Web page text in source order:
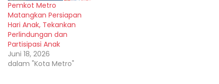
Pemkot Metro
Matangkan Persiapan
Hari Anak, Tekankan
Perlindungan dan
Partisipasi Anak
Juni 18, 2026
dalam "Kota Metro"